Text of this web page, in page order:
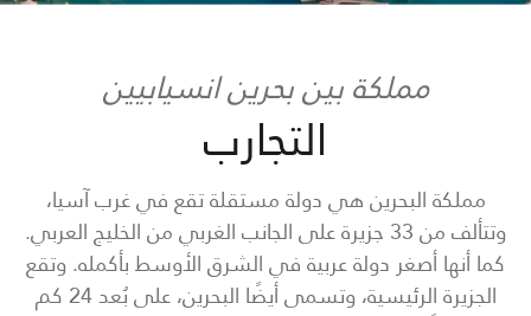
مملكة بين بحرين انسيابيين
التجارب
مملكة البحرين هي دولة مستقلة تقع في غرب آسيا،
وتتألف من 33 جزيرة على الجانب الغربي من الخليج العربي.
كما أنها أصغر دولة عربية في الشرق الأوسط بأكمله. وتقع
الجزيرة الرئيسية، وتسمى أيضًا البحرين، على بُعد 24 كم